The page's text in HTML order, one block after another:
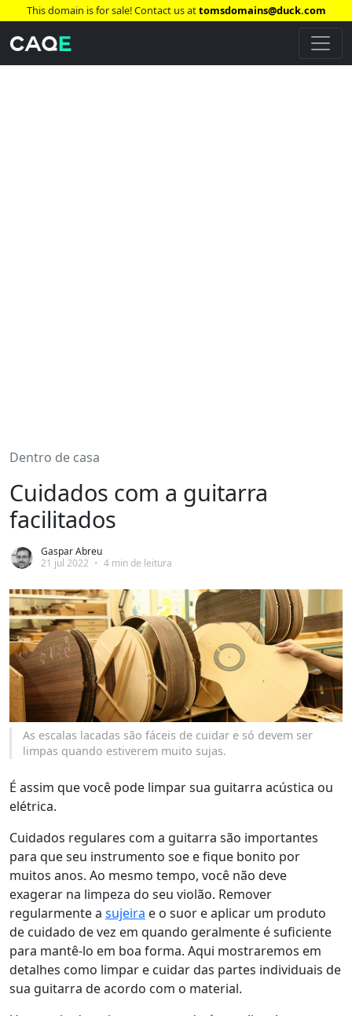
This domain is for sale! Contact us attomsdomains@duck.com
Dentro de casa
Cuidados com a guitarra
facilitados
Gaspar Abreu
21 jul 2022 • 4 min de leitura
As escalas lacadas são fáceis de cuidar e só devem ser
limpas quando estiverem muito sujas.
É assim que você pode limpar sua guitarra acústica ou
elétrica.
Cuidados regulares com a guitarra são importantes
para que seu instrumento soe e fique bonito por
muitos anos. Ao mesmo tempo, você não deve
exagerar na limpeza do seu violão. Remover
regularmente a sujeira e o suor e aplicar um produto
de cuidado de vez em quando geralmente é suficiente
para mantê-lo em boa forma. Aqui mostraremos em
detalhes como limpar e cuidar das partes individuais de
sua guitarra de acordo com o material.